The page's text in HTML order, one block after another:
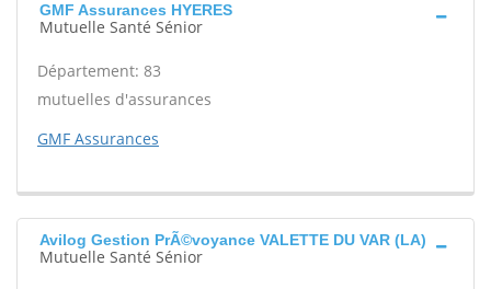
GMF Assurances HYERES
Mutuelle Santé Sénior
Département: 83
mutuelles d'assurances
GMF Assurances
Avilog Gestion PrÃ©voyance VALETTE DU VAR (LA)
Mutuelle Santé Sénior